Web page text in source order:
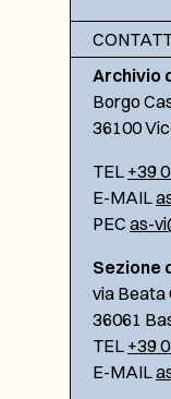
Archivio
Borgo
36100
TEL +39
E-MAIL
PEC as-
Sezione
via Beata
36061
TEL +39
E-MAIL